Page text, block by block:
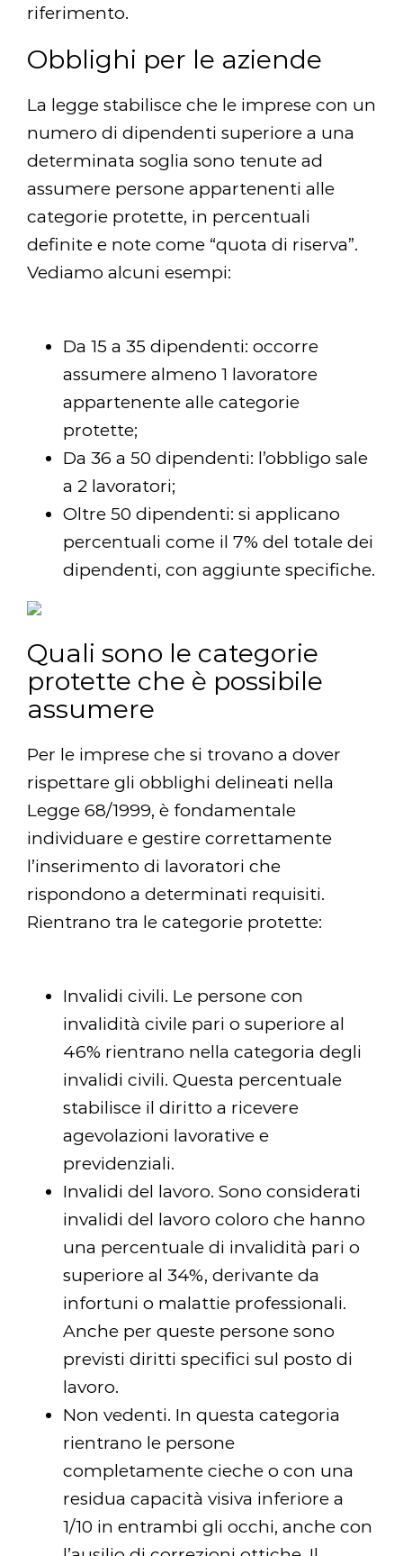
riferimento.
Obblighi per le aziende
La legge stabilisce che le imprese con un
numero di dipendenti superiore a una
determinata soglia sono tenute ad
assumere persone appartenenti alle
categorie protette, in percentuali
definite e note come “quota di riserva”.
Vediamo alcuni esempi:
Da 15 a 35 dipendenti: occorre
assumere almeno 1 lavoratore
appartenente alle categorie
protette;
Da 36 a 50 dipendenti: l’obbligo sale
a 2 lavoratori;
Oltre 50 dipendenti: si applicano
percentuali come il 7% del totale dei
dipendenti, con aggiunte specifiche.
Quali sono le categorie
protette che è possibile
assumere
Per le imprese che si trovano a dover
rispettare gli obblighi delineati nella
Legge 68/1999, è fondamentale
individuare e gestire correttamente
l’inserimento di lavoratori che
rispondono a determinati requisiti.
Rientrano tra le categorie protette:
Invalidi civili. Le persone con
invalidità civile pari o superiore al
46% rientrano nella categoria degli
invalidi civili. Questa percentuale
stabilisce il diritto a ricevere
agevolazioni lavorative e
previdenziali.
Invalidi del lavoro. Sono considerati
invalidi del lavoro coloro che hanno
una percentuale di invalidità pari o
superiore al 34%, derivante da
infortuni o malattie professionali.
Anche per queste persone sono
previsti diritti specifici sul posto di
lavoro.
Non vedenti. In questa categoria
rientrano le persone
completamente cieche o con una
residua capacità visiva inferiore a
1/10 in entrambi gli occhi, anche con